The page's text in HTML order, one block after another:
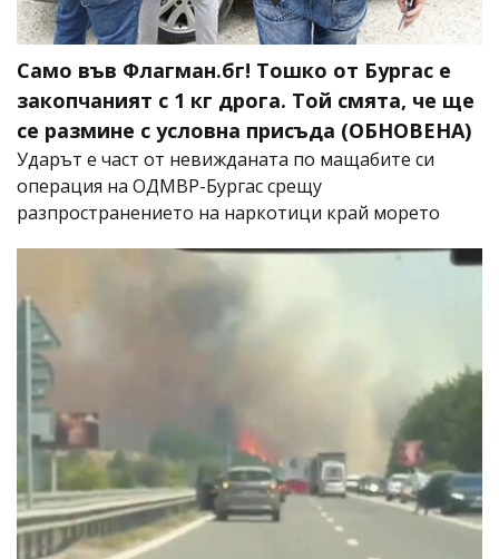
Само във Флагман.бг! Тошко от Бургас е
закопчаният с 1 кг дрога. Той смята, че ще
се размине с условна присъда (ОБНОВЕНА)
Ударът е част от невижданата по мащабите си
операция на ОДМВР-Бургас срещу
разпространението на наркотици край морето